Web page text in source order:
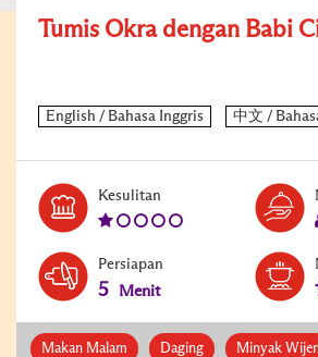
Tumis Okra dengan Babi
Kesulitan
Persiapan
5 Menit
Makan Malam Daging Minyak